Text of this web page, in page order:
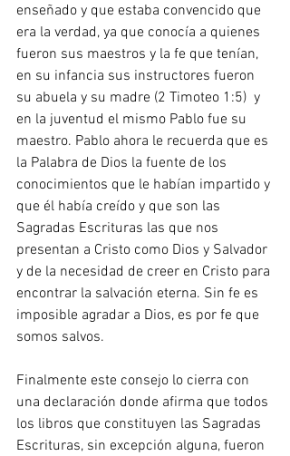
enseñado y que estaba convencido que
era la verdad, ya que conocía a quienes
fueron sus maestros y la fe que tenían,
en su infancia sus instructores fueron
su abuela y su madre (2 Timoteo 1:5)  y
en la juventud el mismo Pablo fue su
maestro. Pablo ahora le recuerda que es
la Palabra de Dios la fuente de los
conocimientos que le habían impartido y
que él había creído y que son las
Sagradas Escrituras las que nos
presentan a Cristo como Dios y Salvador
y de la necesidad de creer en Cristo para
encontrar la salvación eterna. Sin fe es
imposible agradar a Dios, es por fe que
somos salvos.
Finalmente este consejo lo cierra con
una declaración donde afirma que todos
los libros que constituyen las Sagradas
Escrituras, sin excepción alguna, fueron